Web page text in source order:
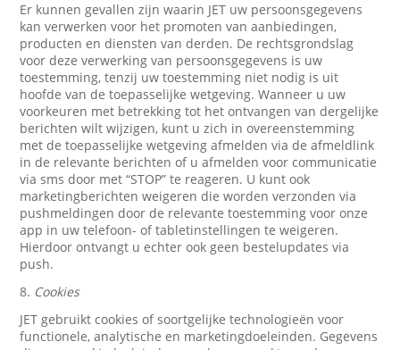
Er kunnen gevallen zijn waarin JET uw persoonsgegevens
kan verwerken voor het promoten van aanbiedingen,
producten en diensten van derden. De rechtsgrondslag
voor deze verwerking van persoonsgegevens is uw
toestemming, tenzij uw toestemming niet nodig is uit
hoofde van de toepasselijke wetgeving. Wanneer u uw
voorkeuren met betrekking tot het ontvangen van dergelijke
berichten wilt wijzigen, kunt u zich in overeenstemming
met de toepasselijke wetgeving afmelden via de afmeldlink
in de relevante berichten of u afmelden voor communicatie
via sms door met “STOP” te reageren. U kunt ook
marketingberichten weigeren die worden verzonden via
pushmeldingen door de relevante toestemming voor onze
app in uw telefoon- of tabletinstellingen te weigeren.
Hierdoor ontvangt u echter ook geen bestelupdates via
push.
8. Cookies
JET gebruikt cookies of soortgelijke technologieën voor
functionele, analytische en marketingdoeleinden. Gegevens